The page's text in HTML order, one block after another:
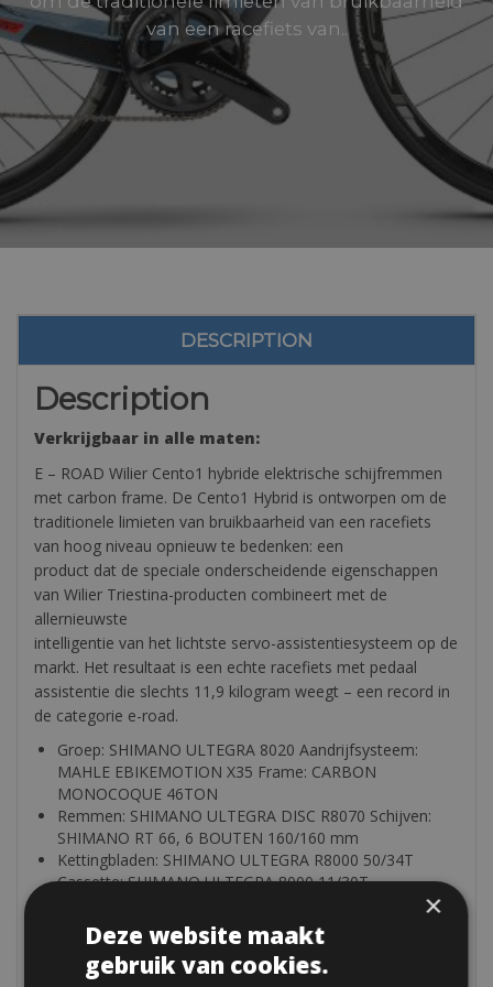
van een racefiets van..
DESCRIPTION
Description
Verkrijgbaar in alle maten:
E – ROAD Wilier Cento1 hybride elektrische schijfremmen
met carbon frame. De Cento1 Hybrid is ontworpen om de
traditionele limieten van bruikbaarheid van een racefiets
van hoog niveau opnieuw te bedenken: een
product dat de speciale onderscheidende eigenschappen
van Wilier Triestina-producten combineert met de
allernieuwste
intelligentie van het lichtste servo-assistentiesysteem op de
markt. Het resultaat is een echte racefiets met pedaal
assistentie die slechts 11,9 kilogram weegt – een record in
de categorie e-road.
Groep: SHIMANO ULTEGRA 8020 Aandrijfsysteem:
MAHLE EBIKEMOTION X35 Frame: CARBON
MONOCOQUE 46TON
Remmen: SHIMANO ULTEGRA DISC R8070 Schijven:
SHIMANO RT 66, 6 BOUTEN 160/160 mm
Kettingbladen: SHIMANO ULTEGRA R8000 50/34T
Cassette: SHIMANO ULTEGRA 8000 11/30T
Gewicht: 11,9 Kg
Bij elke fiets zit een helm en een bandenset (binnenband,
×
Deze website maakt
gebruik van cookies.